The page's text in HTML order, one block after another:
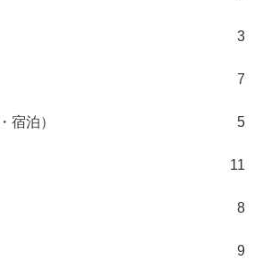
3
7
宿泊） 5
11
8
9